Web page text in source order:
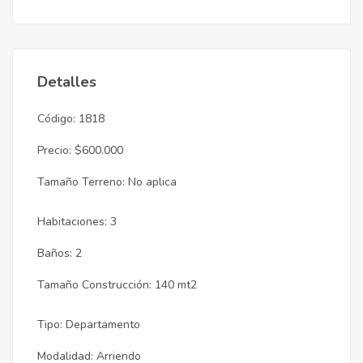
Detalles
Código: 1818
Precio: $600.000
Tamaño Terreno: No aplica
Habitaciones: 3
Baños: 2
Tamaño Construcción: 140 mt2
Tipo: Departamento
Modalidad: Arriendo